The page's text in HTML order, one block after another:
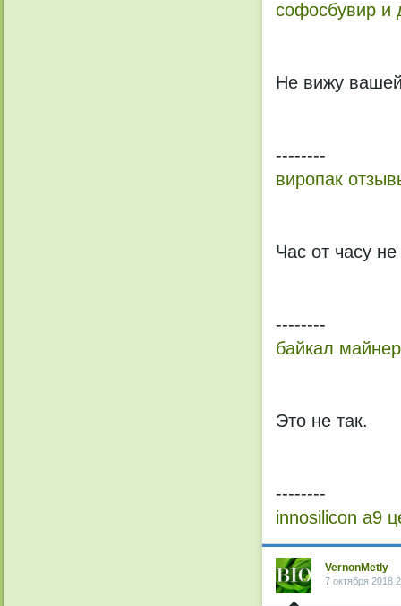
софосбувир и
Не вижу
--------
виропак
Час от часу не
--------
байкал
Это не так.
--------
innosilicon a9
VernonMetly
7 октября 2018